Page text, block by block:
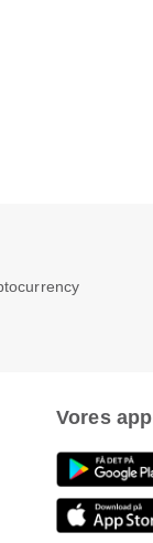
Vores app